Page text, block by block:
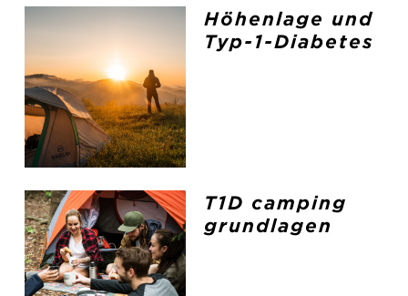
Höhenlage und
Typ-1-Diabetes
T1D camping
grundlagen